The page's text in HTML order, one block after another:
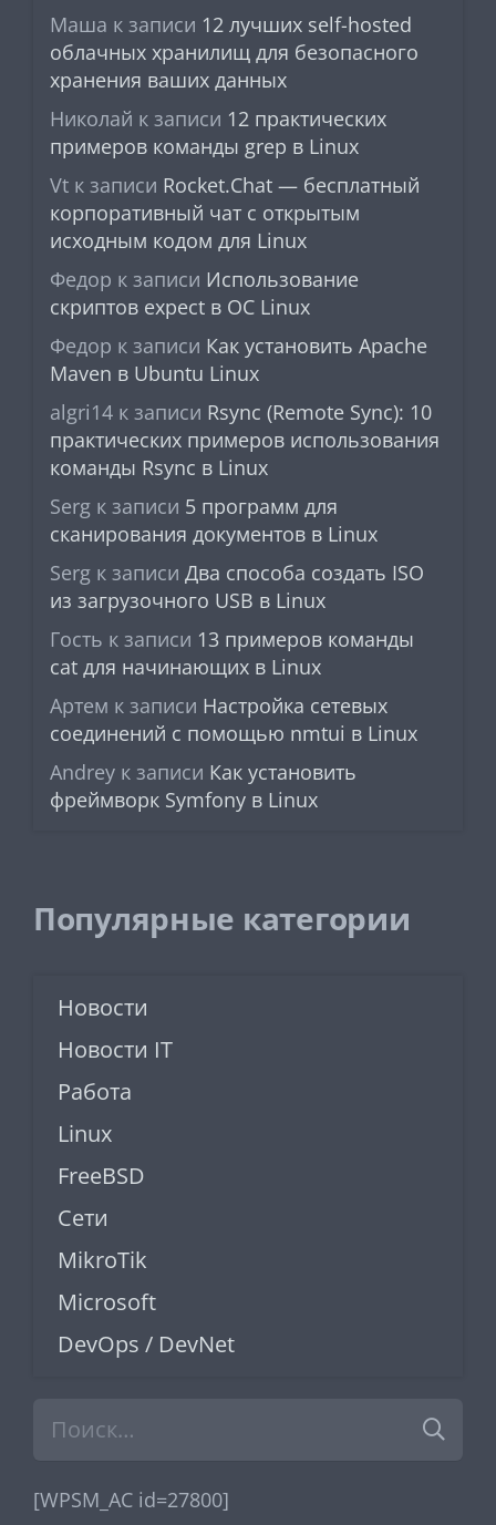
Маша к записи 12 лучших self-hosted
облачных хранилищ для безопасного
хранения ваших данных
Николай к записи 12 практических
примеров команды grep в Linux
Vt к записи Rocket.Chat — бесплатный
корпоративный чат с открытым
исходным кодом для Linux
Федор к записи Использование
скриптов expect в ОС Linux
Федор к записи Как установить Apache
Maven в Ubuntu Linux
algri14 к записи Rsync (Remote Sync): 10
практических примеров использования
команды Rsync в Linux
Serg к записи 5 программ для
сканирования документов в Linux
Serg к записи Два способа создать ISO
из загрузочного USB в Linux
Гость к записи 13 примеров команды
cat для начинающих в Linux
Артем к записи Настройка сетевых
соединений с помощью nmtui в Linux
Andrey к записи Как установить
фреймворк Symfony в Linux
Популярные категории
Новости
Новости IT
Работа
Linux
FreeBSD
Сети
MikroTik
Microsoft
DevOps / DevNet
[WPSM_AC id=27800]